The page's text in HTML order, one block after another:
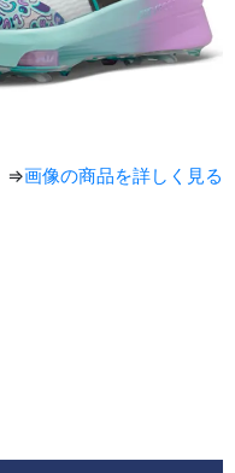
⇒画像の商品を詳しく見る